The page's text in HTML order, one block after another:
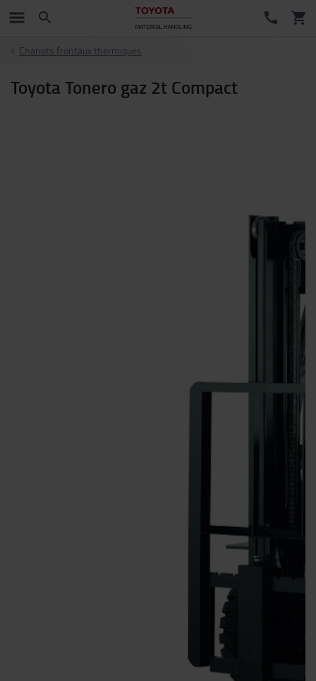
Chariots frontaux thermiques
Toyota Tonero gaz 2t Compact